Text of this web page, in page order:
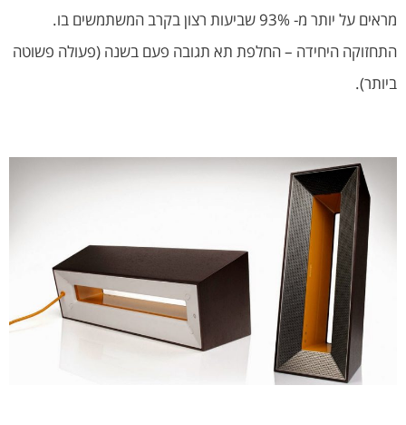
מראים על יותר מ- 93% שביעות רצון בקרב המשתמשים בו.
התחזוקה היחידה – החלפת תא תגובה פעם בשנה (פעולה פשוטה
ביותר).